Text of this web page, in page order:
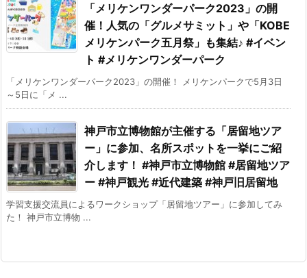
「メリケンワンダーパーク2023」の開
催！人気の「グルメサミット」や「KOBE
メリケンパーク五月祭」も集結♪ #イベン
ト #メリケンワンダーパーク
「メリケンワンダーパーク2023」の開催！ メリケンパークで5月3日
～5日に「メ ...
神戸市立博物館が主催する「居留地ツア
ー」に参加、名所スポットを一挙にご紹
介します！ #神戸市立博物館 #居留地ツア
ー #神戸観光 #近代建築 #神戸旧居留地
学習支援交流員によるワークショップ「居留地ツアー」に参加してみ
た！ 神戸市立博物 ...